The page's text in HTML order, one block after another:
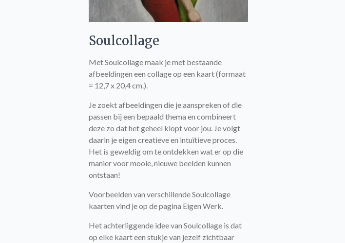
Soulcollage
Met Soulcollage maak je met bestaande
afbeeldingen een collage op een kaart (formaat
= 12,7 x 20,4 cm.).
Je zoekt afbeeldingen die je aanspreken of die
passen bij een bepaald thema en combineert
deze zo dat het geheel klopt voor jou. Je volgt
daarin je eigen creatieve en intuïtieve proces.
Het is geweldig om te ontdekken wat er op die
manier voor mooie, nieuwe beelden kunnen
ontstaan!
Voorbeelden van verschillende Soulcollage
kaarten vind je op de pagina Eigen Werk.
Het achterliggende idee van Soulcollage is dat
op elke kaart een stukje van jezelf zichtbaar